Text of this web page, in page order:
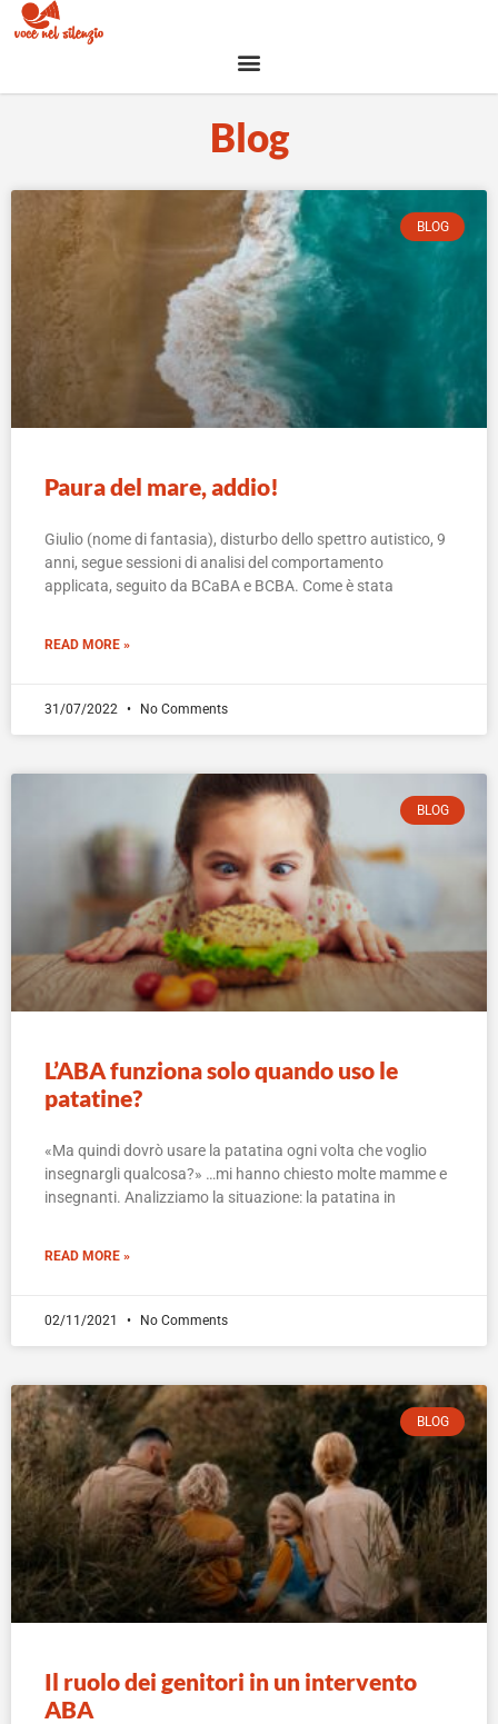
Blog
BLOG
Paura del mare, addio!
Giulio (nome di fantasia), disturbo dello spettro autistico, 9
anni, segue sessioni di analisi del comportamento
applicata, seguito da BCaBA e BCBA. Come è stata
READ MORE »
31/07/2022 No Comments
BLOG
L’ABA funziona solo quando uso le
patatine?
«Ma quindi dovrò usare la patatina ogni volta che voglio
insegnargli qualcosa?» …mi hanno chiesto molte mamme e
insegnanti. Analizziamo la situazione: la patatina in
READ MORE »
02/11/2021 No Comments
BLOG
Il ruolo dei genitori in un intervento
ABA